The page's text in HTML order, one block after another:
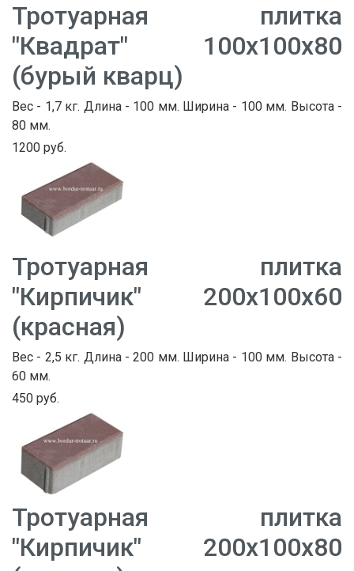
Тротуарная плитка
"Квадрат" 100х100х80
(бурый кварц)
Вес - 1,7 кг. Длина - 100 мм. Ширина - 100 мм. Высота -
80 мм.
1200 руб.
Тротуарная плитка
"Кирпичик" 200х100х60
(красная)
Вес - 2,5 кг. Длина - 200 мм. Ширина - 100 мм. Высота -
60 мм.
450 руб.
Тротуарная плитка
"Кирпичик" 200х100х80